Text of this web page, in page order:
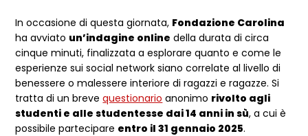
In occasione di questa giornata, Fondazione Carolina
ha avviato un’indagine online della durata di circa
cinque minuti, finalizzata a esplorare quanto e come le
esperienze sui social network siano correlate al livello di
benessere o malessere interiore di ragazzi e ragazze. Si
tratta di un brevequestionario anonimo rivolto agli
studenti e alle studentesse dai 14 anni in sù, a cui è
possibile partecipare entro il 31 gennaio 2025.